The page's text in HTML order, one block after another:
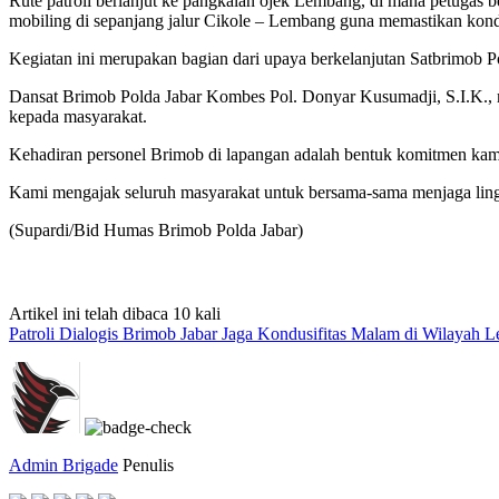
mobiling di sepanjang jalur Cikole – Lembang guna memastikan
Kegiatan ini merupakan bagian dari upaya berkelanjutan Satbrimob
Dansat Brimob Polda Jabar Kombes Pol. Donyar Kusumadji, S.I.K.,
kepada masyarakat.
Kehadiran personel Brimob di lapangan adalah bentuk komitmen
Kami mengajak seluruh masyarakat untuk bersama-sama menjaga
(Supardi/Bid Humas Brimob Polda Jabar)
Artikel ini telah dibaca 10 kali
Patroli Dialogis Brimob Jabar Jaga Kondusifitas Malam di Wilayah
Admin Brigade Penulis